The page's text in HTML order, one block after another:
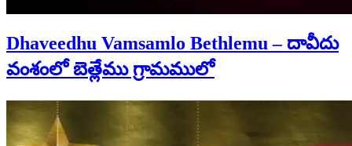
Dhaveedhu Vamsamlo Bethlemu – దావీదు
వంశంలో బెత్లేము గ్రామములో